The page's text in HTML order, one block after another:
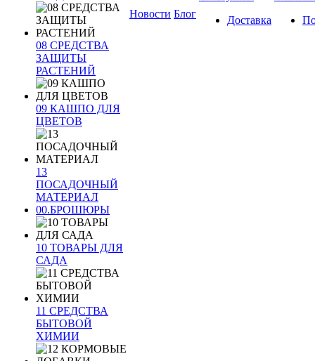
08 СРЕДСТВА
ЗАЩИТЫ
РАСТЕНИЙ
09 КАШПО ДЛЯ
ЦВЕТОВ
13
ПОСАДОЧНЫЙ
МАТЕРИАЛ
00.БРОШЮРЫ
10 ТОВАРЫ ДЛЯ
САДА
11 СРЕДСТВА
БЫТОВОЙ
ХИМИИ
Новости Блог
Доставка